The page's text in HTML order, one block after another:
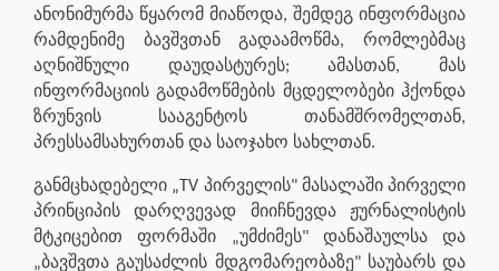
ანონიმურმა წყარომ მიაწოდა, შემდეგ ინფორმაცია
რამდენიმე ბავშვთან გადაამოწმა, რომლებმაც
აღნიშნული დაუდასტურეს; ამასთან, მას
ინფორმაციის გადამოწმების მცდელობები ჰქონდა
ზრუნვის სააგენტოს თანამშრომელთან,
პრესსამსახურთან და საოჯახო სახლთან.
განმცხადებელი „TV პირველის" მასალაში პირველი
პრინციპის დარღვევად მიიჩნევდა ჟურნალისტის
მტკიცებით ფორმაში „უმძიმეს" დანაშაულსა და
„ბავშვთა გაუსაძლის მდგომარეობაზე" საუბარს და